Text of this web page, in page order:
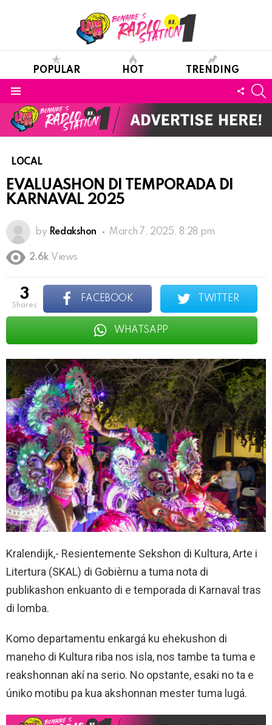
POPULAR HOT TRENDING
LOCAL
EVALUASHON DI TEMPORADA DI
KARNAVAL 2025
by Redakshon March 7, 2025, 8:28 pm
2.6k Views
3
shares
FACEBOOK TWITTER
WHATSAPP
Kralendijk,- Resientemente Sekshon di Kultura, Arte i
Litertura (SKAL) di Gobièrnu a tuma nota di
publikashon enkuanto di e temporada di Karnaval tras
di lomba.
Komo departamentu enkargá ku ehekushon di
maneho di Kultura riba nos isla, nos tambe ta tuma e
reakshonnan akí na serio. No opstante, esaki no ta e
úniko motibu pa kua akshonnan mester tuma lugá.